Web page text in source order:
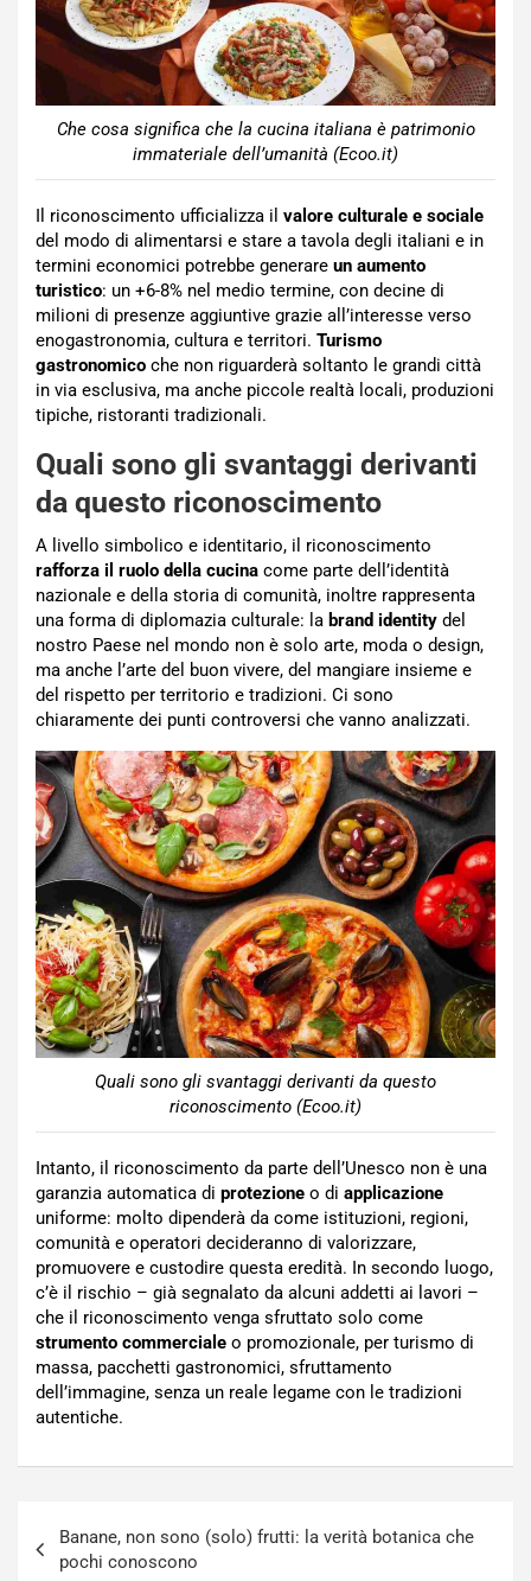
Che cosa significa che la cucina italiana è patrimonio
immateriale dell’umanità (Ecoo.it)
Il riconoscimento ufficializza il valore culturale e sociale
del modo di alimentarsi e stare a tavola degli italiani e in
termini economici potrebbe generare un aumento
turistico: un +6-8% nel medio termine, con decine di
milioni di presenze aggiuntive grazie all’interesse verso
enogastronomia, cultura e territori. Turismo
gastronomico che non riguarderà soltanto le grandi città
in via esclusiva, ma anche piccole realtà locali, produzioni
tipiche, ristoranti tradizionali.
Quali sono gli svantaggi derivanti
da questo riconoscimento
A livello simbolico e identitario, il riconoscimento
rafforza il ruolo della cucina come parte dell’identità
nazionale e della storia di comunità, inoltre rappresenta
una forma di diplomazia culturale: la brand identity del
nostro Paese nel mondo non è solo arte, moda o design,
ma anche l’arte del buon vivere, del mangiare insieme e
del rispetto per territorio e tradizioni. Ci sono
chiaramente dei punti controversi che vanno analizzati.
Quali sono gli svantaggi derivanti da questo
riconoscimento (Ecoo.it)
Intanto, il riconoscimento da parte dell’Unesco non è una
garanzia automatica di protezione o di applicazione
uniforme: molto dipenderà da come istituzioni, regioni,
comunità e operatori decideranno di valorizzare,
promuovere e custodire questa eredità. In secondo luogo,
c’è il rischio – già segnalato da alcuni addetti ai lavori –
che il riconoscimento venga sfruttato solo come
strumento commerciale o promozionale, per turismo di
massa, pacchetti gastronomici, sfruttamento
dell’immagine, senza un reale legame con le tradizioni
autentiche.
articoli
Banane, non sono (solo) frutti: la verità botanica che
pochi conoscono